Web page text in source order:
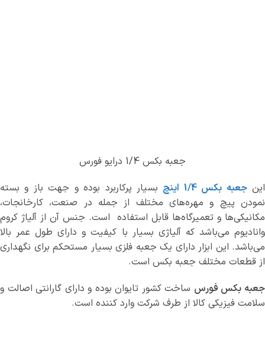
جعبه بکس 1/4 درایو فورس
اینجعبه بکس 1/4 اینچ
بسیار پرکاربرد بوده و جهت باز و بسته
نمودن پیچ و مهره‌های مختلف از جمله در صنعت، کارخانجات،
مکانیکی‌ها و تعمیرگاه‌ها قابل استفاده است. جنس آن از آلیاژ کروم
وانادیوم می‌باشد که آلیاژی بسیار با کیفیت و دارای طول عمر بالا
می‌باشد. این ابزار دارای یک جعبه فلزی بسیار مستحکم برای نگهداری
از قطعات مختلف جعبه بکس است.
جعبه بکس فورس ساخت کشور تایوان بوده و دارای گارانتی اصالت و
سلامت فیزیکی کالا از طرف شرکت وارد کننده است.